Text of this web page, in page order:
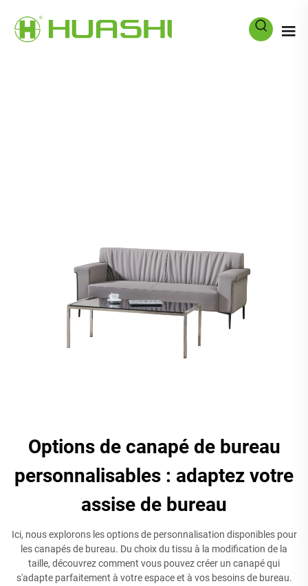
Options de canapé de bureau
personnalisables : adaptez votre
assise de bureau
Ici, nous explorons les options de personnalisation disponibles pour
les canapés de bureau. Du choix du tissu à la modification de la
taille, découvrez comment vous pouvez créer un canapé qui
s'adapte parfaitement à votre espace et à vos besoins de bureau.